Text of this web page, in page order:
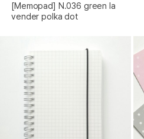
[Memopad] N.036 green la
vender polka dot